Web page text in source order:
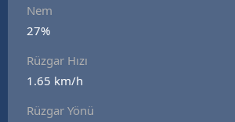
Nem
27%
Rüzgar Hızı
1.65 km/h
Rüzgar Yönü